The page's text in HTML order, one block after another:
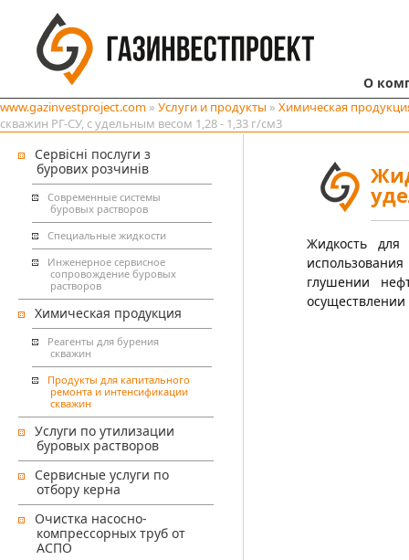
О
www.gazinvestproject.com » Услуги и продукты » Химическая
скважин РГ-СУ, с удельным весом 1,28 - 1,33 г/см3
Сервісні послуги з
бурових розчинів
Современные системы
буровых растворов
Специальные жидкости
Инженерное сервисное
сопровождение буровых
растворов
Химическая продукция
Реагенты для бурения
скважин
Продукты для капитального
ремонта и интенсификации
скважин
Услуги по утилизации
буровых растворов
Сервисные услуги по
отбору керна
Очистка насосно-
компрессорных труб от
АСПО
Жидкость
глушении